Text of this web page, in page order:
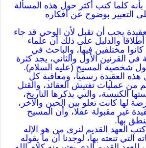
بأنه كلما كتب أكثر حول هذه المسألة
التعبير بوضوح عن أفكاره
يجب أن تقبل لأن الوحي قد جاء
والدليل على ذلك أن علماء
مختلفين فيها، والباحث في
في القرنين الأول والثاني، يجد كثرة
حول شخصية المسيح (عليه السلام).
العقيدة رسميا، ومعاقبة كل
من عمليات تفتيش العقائد، والقتل
الكنيسة، والتي يذكرها التاريخ،
لها كانت تعلو بين الحين والآخر،
غير مقبولة عقلا، وأن المسيح
بها.
كتب العهد القديم لنرى من هو الإله
التي تنعته بها، لوجدنا أن ما يقوله